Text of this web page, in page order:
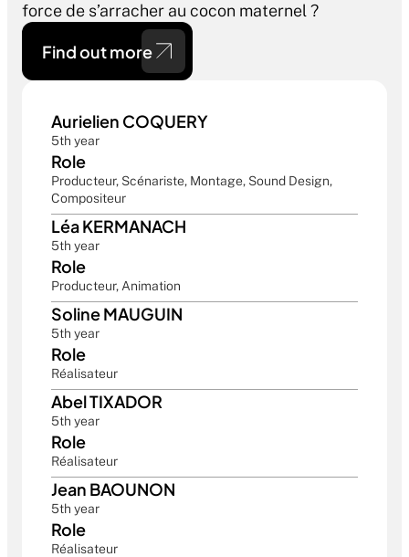
force de s’arracher au cocon maternel ?
Find out more
Aurielien COQUERY
5th year
Role
Producteur, Scénariste, Montage, Sound Design,
Compositeur
Léa KERMANACH
5th year
Role
Producteur, Animation
Soline MAUGUIN
5th year
Role
Réalisateur
Abel TIXADOR
5th year
Role
Réalisateur
Jean BAOUNON
5th year
Role
Réalisateur